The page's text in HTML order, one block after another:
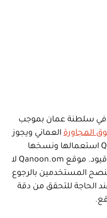
في سلطنة عمان بموجب
المجاورة العماني ويجوز
لمستخدمي موقع Qanoon.om استعمالها ونسخها
ونشرها وترجمتها مجانا ودون قيود. موقع Qanoon.om لا
المستخدمين بالرجوع
الحاجة للتحقق من دقة